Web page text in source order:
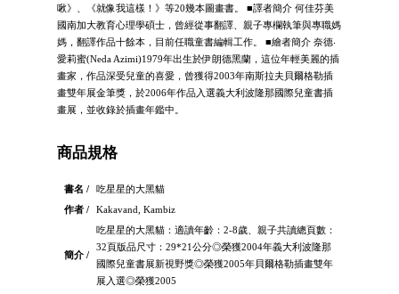
啾》、《就像我這樣！》等20幾本圖畫書。 ■譯者簡介 何佳芬美
國南加大教育心理學碩士，曾經從事翻譯、親子專欄執筆與專職媽
媽，翻譯作品十餘本，目前任職童書編輯工作。 ■繪者簡介 奈德‧
愛莉蜜(Neda Azimi)1979年出生於伊朗德黑蘭，這位年輕美麗的插
畫家，作品深受兒童的喜愛，曾獲得2003年南斯拉夫貝爾格勒插
畫雙年展金筆獎，於2006年作品入選義大利波隆那國際兒童書插
畫展，並收錄於插畫年鑑中。
商品規格
書名 /
吃星星的大黑貓
作者 /
Kakavand, Kambiz
簡介 /
吃星星的大黑貓：適讀年齡：2-8歲、親子共讀總頁數：
32頁版品尺寸：29*21公分◎榮獲2004年義大利波隆那
國際兒童書展新視野獎◎榮獲2005年貝爾格勒插畫雙年
展入選◎榮獲2005